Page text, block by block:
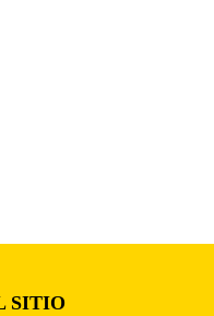
SITIO